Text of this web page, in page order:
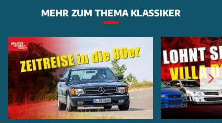
MEHR ZUM THEMA KLASSIKER